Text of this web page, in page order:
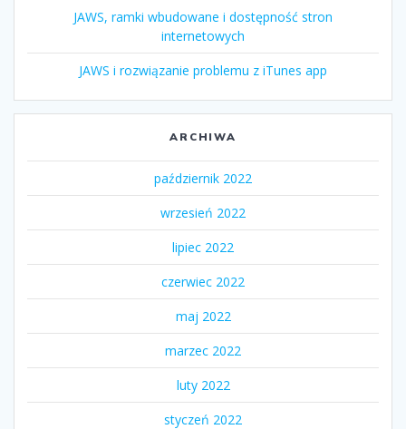
JAWS, ramki wbudowane i dostępność stron
internetowych
JAWS i rozwiązanie problemu z iTunes app
ARCHIWA
październik 2022
wrzesień 2022
lipiec 2022
czerwiec 2022
maj 2022
marzec 2022
luty 2022
styczeń 2022